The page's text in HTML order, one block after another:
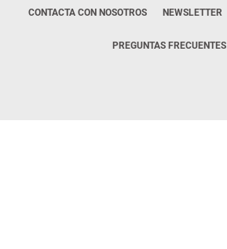
CONTACTA CON NOSOTROS NEWSLETTER
PREGUNTAS FRECUENTES